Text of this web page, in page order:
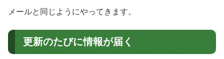
メールと同じようにやってきます。
更新のたびに情報が届く